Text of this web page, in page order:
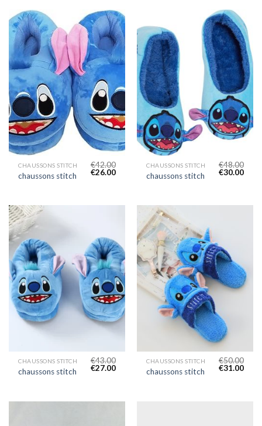
CHAUSSONS STITCH
chaussons stitch
€42.00
€26.00
CHAUSSONS STITCH
chaussons stitch
€48.00
€30.00
CHAUSSONS STITCH
chaussons stitch
€43.00
€27.00
CHAUSSONS STITCH
chaussons stitch
€50.00
€31.00